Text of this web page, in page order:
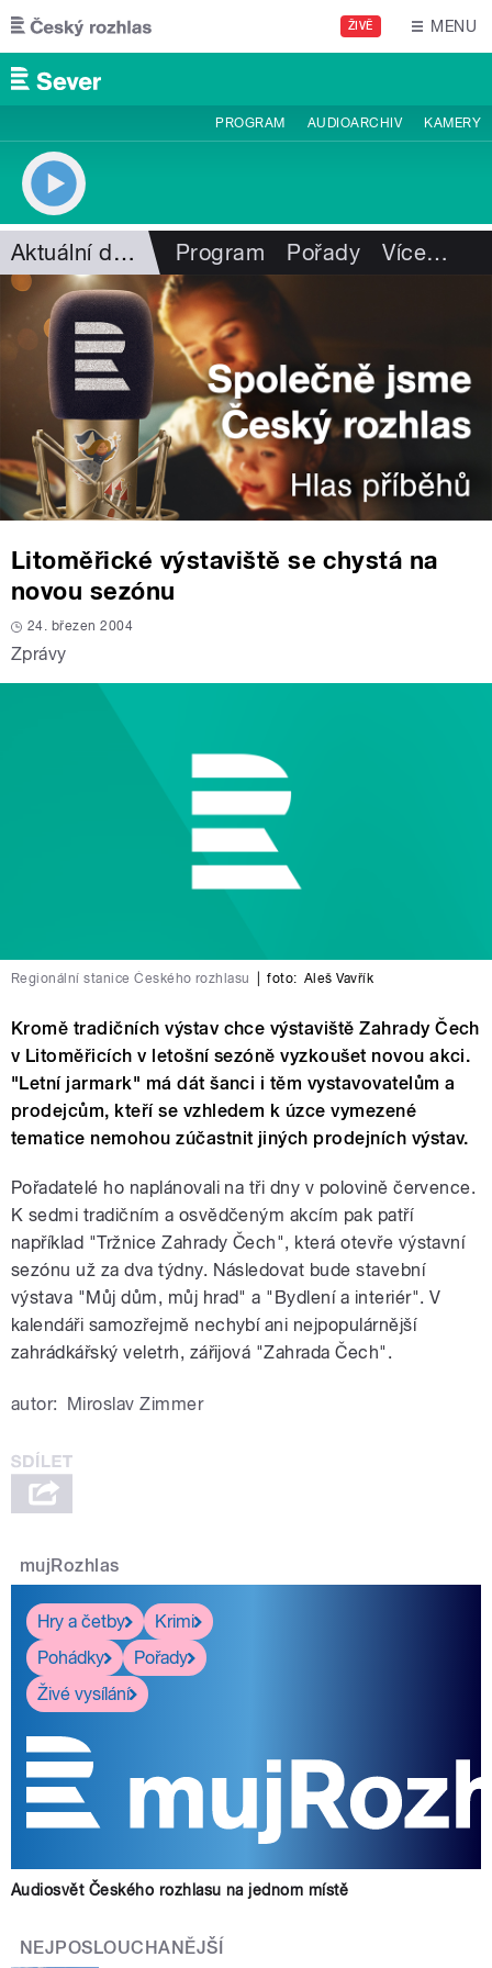
Přejít k hlavnímu obsahu
ŽIVĚ MENU
PROGRAM AUDIOARCHIV KAMERY
Aktuální dění Program Pořady Více…
Litoměřické výstaviště se chystá na
novou sezónu
24. březen 2004
Zprávy
Regionální stanice Českého rozhlasu foto: Aleš Vavřík
Kromě tradičních výstav chce výstaviště Zahrady Čech
v Litoměřicích v letošní sezóně vyzkoušet novou akci.
"Letní jarmark" má dát šanci i těm vystavovatelům a
prodejcům, kteří se vzhledem k úzce vymezené
tematice nemohou zúčastnit jiných prodejních výstav.
Pořadatelé ho naplánovali na tři dny v polovině července.
K sedmi tradičním a osvědčeným akcím pak patří
například "Tržnice Zahrady Čech", která otevře výstavní
sezónu už za dva týdny. Následovat bude stavební
výstava "Můj dům, můj hrad" a "Bydlení a interiér". V
kalendáři samozřejmě nechybí ani nejpopulárnější
zahrádkářský veletrh, zářijová "Zahrada Čech".
autor: Miroslav Zimmer
mujRozhlas
Hry a četby
Krimi
Pohádky
Pořady
Živé vysílání
Audiosvět Českého rozhlasu na jednom místě
NEJPOSLOUCHANĚJŠÍ